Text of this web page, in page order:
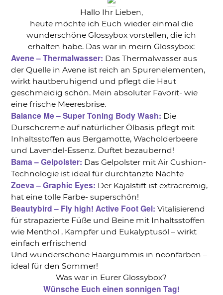
Hallo Ihr Lieben,
heute möchte ich Euch wieder einmal die
wunderschöne Glossybox vorstellen, die ich
erhalten habe. Das war in meirn Glossybox:
Avene – Thermalwasser: Das Thermalwasser aus
der Quelle in Avene ist reich an Spurenelementen,
wirkt hautberuhigend und pflegt die Haut
geschmeidig schön. Mein absoluter Favorit- wie
eine frische Meeresbrise.
Balance Me – Super Toning Body Wash: Die
Durschcreme auf natürlicher Ölbasis pflegt mit
Inhaltsstoffen aus Bergamotte, Wacholderbeere
und Lavendel-Essenz. Duftet bezaubernd!
Bama – Gelpolster: Das Gelpolster mit Air Cushion-
Technologie ist ideal für durchtanzte Nächte
Zoeva – Graphic Eyes: Der Kajalstift ist extracremig,
hat eine tolle Farbe- superschön!
Beautybird – Fly high! Active Foot Gel: Vitalisierend
für strapazierte Füße und Beine mit Inhaltsstoffen
wie Menthol , Kampfer und Eukalyptusöl – wirkt
einfach erfrischend
Und wunderschöne Haargummis in neonfarben –
ideal für den Sommer!
Was war in Eurer Glossybox?
Wünsche Euch einen sonnigen Tag!